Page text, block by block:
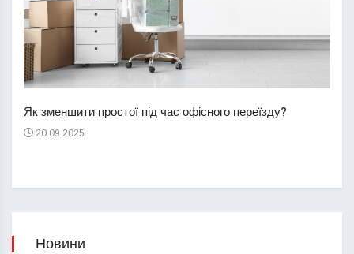
Як зменшити простої під час офісного переїзду?
20.09.2025
Новини